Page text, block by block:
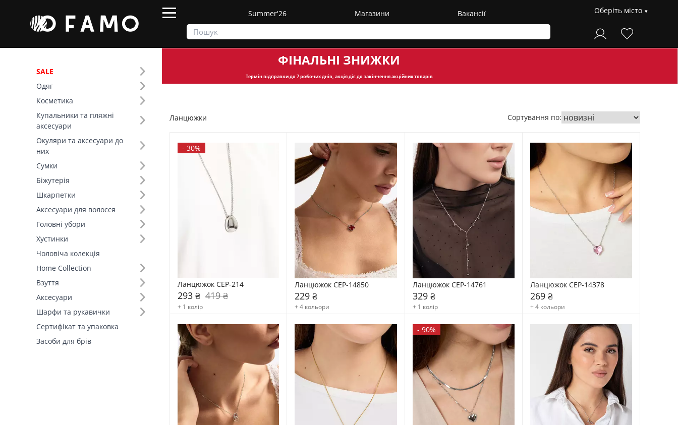
Summer'26 Магазини Вакансії Оберіть місто
SALE
Одяг
Косметика
Купальники та пляжні
аксесуари
Окуляри та аксесуари до
них
Сумки
Біжутерія
Шкарпетки
Аксесуари для волосся
Головні убори
Хустинки
Чоловіча колекція
Home Collection
Взуття
Аксесуари
Шарфи та рукавички
Сертифікат та упаковка
Засоби для брів
ФІНАЛЬНІ ЗНИЖКИ
Термін відправкидо 7 робочих днів, акція діє до закінчення акційних товарів
Ланцюжки
Фільтр
Ціна
SALE
Основний колір (5)
Сріблястий (70)
Золотистий (51)
Червоний (3)
Білий (2)
Чорний (2)
Ланцюжки Сортування по:
- 30%
Ланцюжок CEP-214
293 ₴ 419 ₴
+ 1 колір
Ланцюжок CEP-14850
229 ₴
+ 4 кольори
Ланцюжок CEP-14761
329 ₴
+ 1 колір
Ланцюжок CEP-14378
269 ₴
+ 4 кольори
- 90%